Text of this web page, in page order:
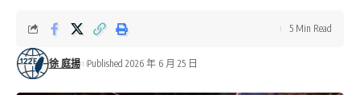
徐 庭揚 Published 2026 年 6 月 25 日
5 Min Read